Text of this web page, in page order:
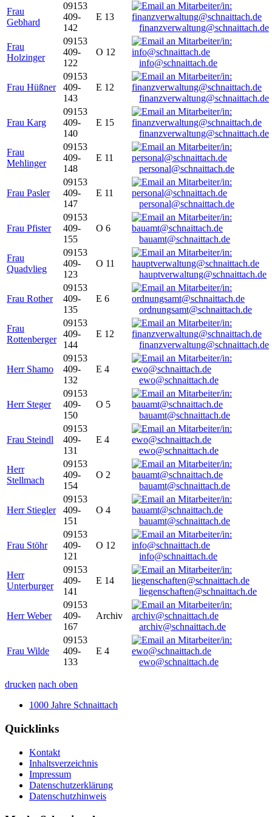
Frau
Gebhard
09153
409-
142
E 13
finanzverwaltung@schnaittach.de
Frau
Holzinger
09153
409-
122
O 12
info@schnaittach.de
Frau Hüßner
09153
409-
143
E 12
finanzverwaltung@schnaittach.de
Frau Karg
09153
409-
140
E 15
finanzverwaltung@schnaittach.de
Frau
Mehlinger
09153
409-
148
E 11
personal@schnaittach.de
Frau Pasler
09153
409-
147
E 11
personal@schnaittach.de
Frau Pfister
09153
409-
155
O 6
bauamt@schnaittach.de
Frau
Quadvlieg
09153
409-
123
O 11
hauptverwaltung@schnaittach.de
Frau Rother
09153
409-
135
E 6
ordnungsamt@schnaittach.de
Frau
Rottenberger
09153
409-
144
E 12
finanzverwaltung@schnaittach.de
Herr Shamo
09153
409-
132
E 4
ewo@schnaittach.de
Herr Steger
09153
409-
150
O 5
bauamt@schnaittach.de
Frau Steindl
09153
409-
131
E 4
ewo@schnaittach.de
Herr
Stellmach
09153
409-
154
O 2
bauamt@schnaittach.de
Herr Stiegler
09153
409-
151
O 4
bauamt@schnaittach.de
Frau Stöhr
09153
409-
121
O 12
info@schnaittach.de
Herr
Unterburger
09153
409-
141
E 14
liegenschaften@schnaittach.de
Herr Weber
09153
409-
167
Archiv
archiv@schnaittach.de
Frau Wilde
09153
409-
133
E 4
ewo@schnaittach.de
drucken nach oben
1000 Jahre Schnaittach
Quicklinks
Kontakt
Inhaltsverzeichnis
Impressum
Datenschutzerklärung
Datenschutzhinweis